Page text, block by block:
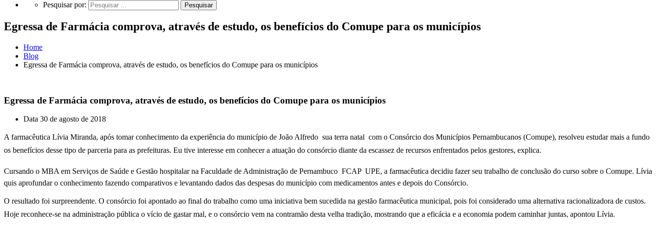
Pesquisar por:
Egressa de Farmácia comprova, através de estudo, os benefícios do Comupe para os municípios
Home
Blog
Egressa de Farmácia comprova, através de estudo, os benefícios do Comupe para os municípios
Egressa de Farmácia comprova, através de estudo, os benefícios do Comupe para os municípios
Data 30 de agosto de 2018
A farmacêutica Lívia Miranda, após tomar conhecimento da experiência do município de João Alfredo  sua terra natal  com o Consórcio dos Municípios Pernambucanos (Comupe), resolveu estudar mais a fundo
os benefícios desse tipo de parceria para as prefeituras. Eu tive interesse em conhecer a atuação do consórcio diante da escassez de recursos enfrentados pelos gestores, explica.
Cursando o MBA em Serviços de Saúde e Gestão hospitalar na Faculdade de Administração de Pernambuco  FCAP  UPE, a farmacêutica decidiu fazer seu trabalho de conclusão do curso sobre o Comupe. Lívia
quis aprofundar o conhecimento fazendo comparativos e levantando dados das despesas do município com medicamentos antes e depois do Consórcio.
O resultado foi surpreendente. O consórcio foi apontado ao final do trabalho como uma iniciativa bem sucedida na gestão farmacêutica municipal, pois foi considerado uma alternativa racionalizadora de custos.
Hoje reconhece-se na administração pública o vício de gastar mal, e o consórcio vem na contramão desta velha tradição, mostrando que a eficácia e a economia podem caminhar juntas, apontou Lívia.